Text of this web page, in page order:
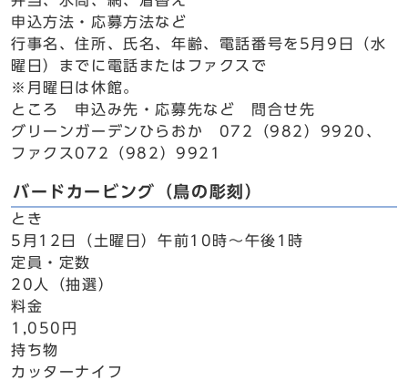
申込方法・応募方法など
行事名、住所、氏名、年齢、電話番号を5月9日（水
曜日）までに電話またはファクスで
※月曜日は休館。
ところ 申込み先・応募先など 問合せ先
グリーンガーデンひらおか 072（982）9920、
ファクス072（982）9921
バードカービング（鳥の彫刻）
とき
5月12日（土曜日）午前10時～午後1時
定員・定数
20人（抽選）
料金
1,050円
持ち物
カッターナイフ